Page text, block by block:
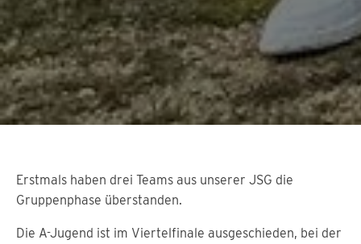
Erstmals haben drei Teams aus unserer JSG die
Gruppenphase überstanden.
Die A-Jugend ist im Viertelfinale ausgeschieden, bei der